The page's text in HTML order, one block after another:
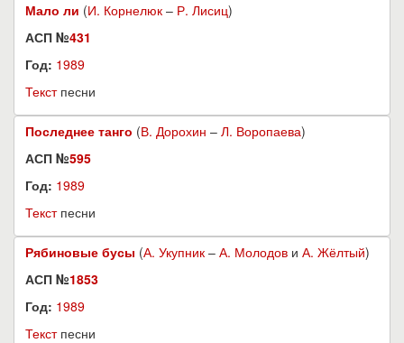
Мало ли (И. Корнелюк – Р. Лисиц)
АСП №431
Год: 1989
Текстпесни
Последнее танго (В. Дорохин – Л. Воропаева)
АСП №595
Год: 1989
Текстпесни
Рябиновые бусы (А. Укупник – А. Молодов и А. Жёлтый)
АСП №1853
Год: 1989
Текстпесни